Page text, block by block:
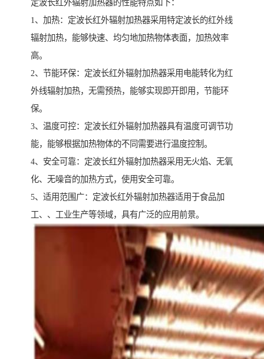
定波长红外辐射加热器的性能特点如下：
1、加热：定波长红外辐射加热器采用特定波长的红外线
辐射加热，能够快速、均匀地加热物体表面，加热效率
高。
2、节能环保：定波长红外辐射加热器采用电能转化为红
外线辐射加热，无需预热，能够实现即开即用，节能环
保。
3、温度可控：定波长红外辐射加热器具有温度可调节功
能，能够根据加热物体的不同需要进行温度控制。
4、安全可靠：定波长红外辐射加热器采用无火焰、无氧
化、无噪音的加热方式，使用安全可靠。
5、适用范围广：定波长红外辐射加热器适用于食品加
工、、工业生产等领域，具有广泛的应用前景。